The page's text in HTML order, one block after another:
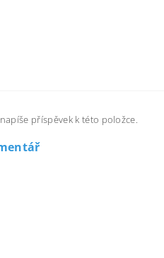
příspěvek k této položce.